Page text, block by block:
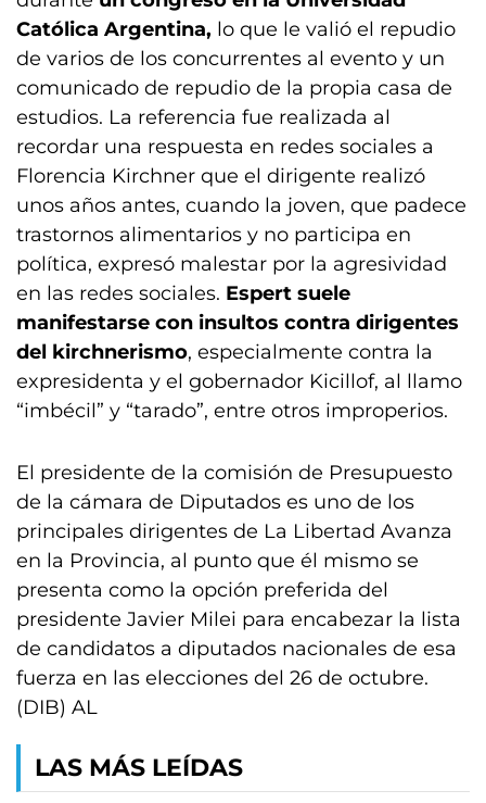
Católica Argentina, lo que le valió el repudio
de varios de los concurrentes al evento y un
comunicado de repudio de la propia casa de
estudios. La referencia fue realizada al
recordar una respuesta en redes sociales a
Florencia Kirchner que el dirigente realizó
unos años antes, cuando la joven, que padece
trastornos alimentarios y no participa en
política, expresó malestar por la agresividad
en las redes sociales. Espert suele
manifestarse con insultos contra dirigentes
del kirchnerismo, especialmente contra la
expresidenta y el gobernador Kicillof, al llamo
“imbécil” y “tarado”, entre otros improperios.
El presidente de la comisión de Presupuesto
de la cámara de Diputados es uno de los
principales dirigentes de La Libertad Avanza
en la Provincia, al punto que él mismo se
presenta como la opción preferida del
presidente Javier Milei para encabezar la lista
de candidatos a diputados nacionales de esa
fuerza en las elecciones del 26 de octubre.
(DIB) AL
LAS MÁS LEÍDAS